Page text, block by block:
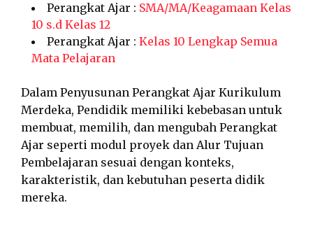
Perangkat Ajar : SMA/MA/Keagamaan Kelas
10 s.d Kelas 12
Perangkat Ajar : Kelas 10 Lengkap Semua
Mata Pelajaran
Dalam Penyusunan Perangkat Ajar Kurikulum
Merdeka, Pendidik memiliki kebebasan untuk
membuat, memilih, dan mengubah Perangkat
Ajar seperti modul proyek dan Alur Tujuan
Pembelajaran sesuai dengan konteks,
karakteristik, dan kebutuhan peserta didik
mereka.